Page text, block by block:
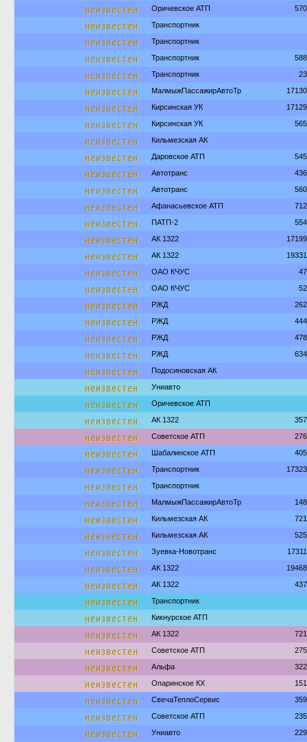
неизвестен Оричевское АТП
неизвестен Транспортник
неизвестен Транспортник
неизвестен Транспортник
неизвестен Транспортник
неизвестен МалмыжПассажирАвтоТр
неизвестен Кирсинская УК
неизвестен Кирсинская УК
неизвестен Кильмезская АК
неизвестен Даровское АТП
неизвестен Автотранс
неизвестен Автотранс
неизвестен Афанасьевское АТП
неизвестен ПАТП-2
неизвестен АК 1322
неизвестен АК 1322
неизвестен ОАО КЧУС
неизвестен ОАО КЧУС
неизвестен РЖД
неизвестен РЖД
неизвестен РЖД
неизвестен РЖД
неизвестен Подосиновская АК
неизвестен Униавто
неизвестен Оричевское АТП
неизвестен АК 1322
неизвестен Советское АТП
неизвестен Шабалинское АТП
неизвестен Транспортник
неизвестен Транспортник
неизвестен МалмыжПассажирАвтоТр
неизвестен Кильмезская АК
неизвестен Кильмезская АК
неизвестен Зуевка-Новотранс
неизвестен АК 1322
неизвестен АК 1322
неизвестен Транспортник
неизвестен Кикнурское АТП
неизвестен АК 1322
неизвестен Советское АТП
неизвестен Альфа
неизвестен Опаринское КХ
неизвестен СвечаТеплоСервис
неизвестен Советское АТП
неизвестен Униавто